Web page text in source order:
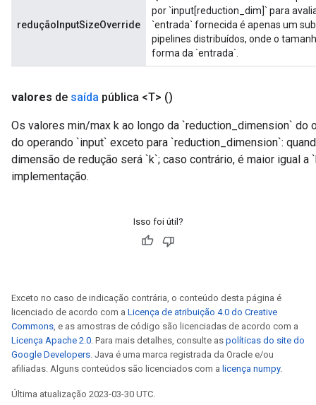
reduçãoInputSizeOverride
por `input[reduction_dim]` para
`entrada` fornecida é apenas um
pipelines distribuídos, onde o
forma da `entrada`.
valores de saída pública <T> ()
Os valores min/max k ao longo da `reduction_dimension` do
do operando `input` exceto para `reduction_dimension`:
dimensão de redução será `k`; caso contrário, é maior igual a
implementação.
Isso foi útil?
Exceto no caso de indicação contrária, o conteúdo desta página é
licenciado de acordo com a Licença de atribuição 4.0 do Creative
Commons, e as amostras de código são licenciadas de acordo com a
Licença Apache 2.0. Para mais detalhes, consulte as políticas do site do
Google Developers. Java é uma marca registrada da Oracle e/ou
afiliadas. Alguns conteúdos são licenciados com a licença numpy.
Última atualização 2023-03-30 UTC.